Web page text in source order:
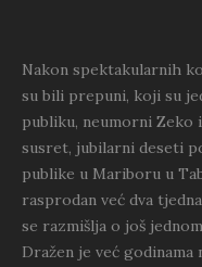
Nakon spektakularnih
su bili prepuni, koji su
publiku, neumorni Zeko
susret, jubilarni deseti
publike u Mariboru u
rasprodan već dva
se razmišlja o još
Dražen je već